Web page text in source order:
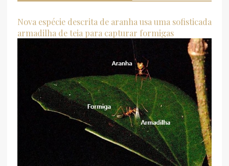
Nova espécie descrita de aranha usa uma sofisticada
armadilha de teia para capturar formigas